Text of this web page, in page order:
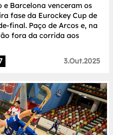
e Barcelona venceram os
fase da Eurockey Cup de
final. Paço de Arcos e, na
fora da corrida aos
3.Out.2025